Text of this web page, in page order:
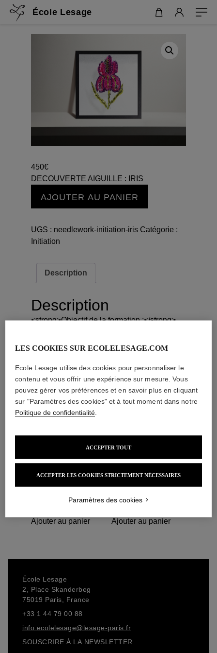
École Lesage
450€
DECOUVERTE AIGUILLE : IRIS
AIGUILLE
:
AJOUTER AU PANIER
UGS : needlework-initiation-iris Catégorie :
Initiation
Description
Description
<strong>Objectif de la formation :</strong>
<br>
<strong>Modalités d’évaluation des acquis :
</strong><br>
Exercices pratiques individuels
<br>
<strong>Delivrance d’une attestation de
formation</strong><br>
Produits similaires
Ajouter au panier Ajouter au panier
Ajouter au panier Ajouter au panier
École Lesage
2, Place Skanderbeg
75019 Paris, France
+33 1 44 79 00 88
info.ecolelesage@lesage-paris.fr
SOUSCRIRE À LA NEWSLETTER
LES COOKIES SUR ECOLELESAGE.COM
Ecole Lesage utilise des cookies pour personnaliser le
contenu et vous offrir une expérience sur mesure. Vous
pouvez gérer vos préférences et en savoir plus en cliquant
sur "Paramètres des cookies" et à tout moment dans notre
Politique de confidentialité
ACCEPTER LES COOKIES STRICTEMENT NÉCESSAIRES
ACCEPTER TOUT
Paramètres des cookies